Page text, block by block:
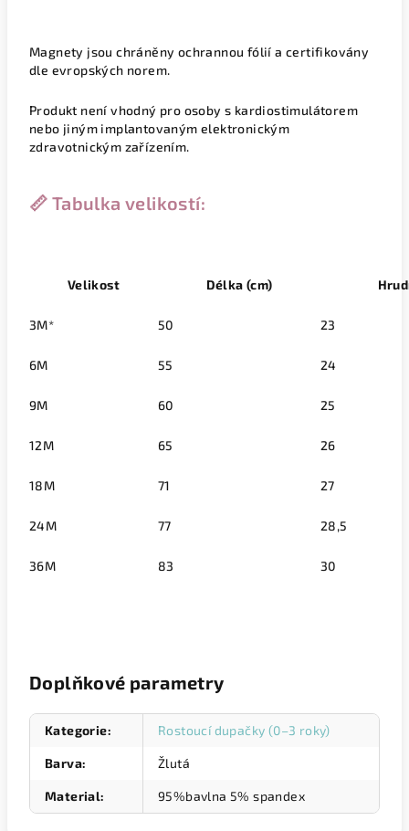
Magnety jsou chráněny ochrannou fólií a certifikovány
dle evropských norem.
Produkt není vhodný pro osoby s kardiostimulátorem
nebo jiným implantovaným elektronickým
zdravotnickým zařízením.
📏 Tabulka velikostí:
Velikost Délka (cm)
3M* 50 23
6M 55 24
9M 60 25
12M 65 26
18M 71 27
24M 77 28,5
36M 83 30
Doplňkové parametry
Kategorie: Rostoucí dupačky (0–3 roky)
Barva: Žlutá
Material: 95%bavlna 5% spandex